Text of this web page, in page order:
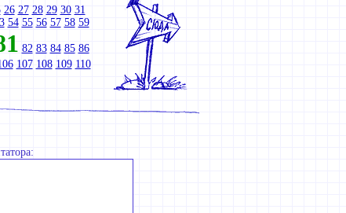
26 27 28 29 30 31
54 55 56 57 58 59
82 83 84 85 86
107 108 109 110